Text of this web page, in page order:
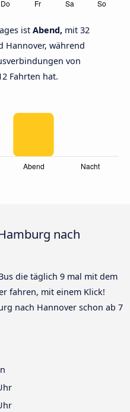
ist Abend, mit 32
Hannover, während
von
Fahrten hat.
nach
die täglich 9 mal mit dem
fahren, mit einem Klick!
nach Hannover schon ab 7